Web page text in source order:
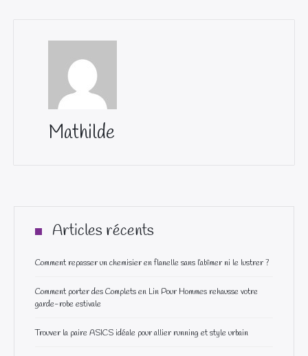
Mathilde
Articles récents
Comment repasser un chemisier en flanelle sans l’abîmer ni le lustrer ?
Comment porter des Complets en Lin Pour Hommes rehausse votre
garde-robe estivale
Trouver la paire ASICS idéale pour allier running et style urbain